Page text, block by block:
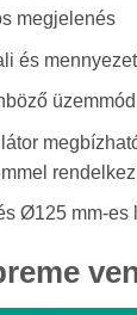
megjelenés
és
Ø125 mm-es